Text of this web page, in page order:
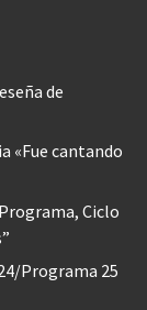
de
«Fue cantando
Ciclo
Programa 25